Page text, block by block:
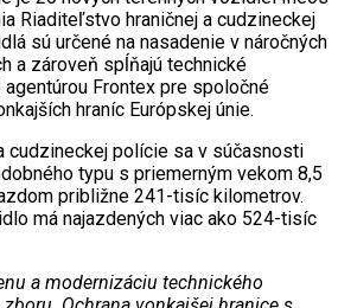
Riaditeľstvo hraničnej a cudzineckej
sú určené na nasadenie v náročných
a zároveň spĺňajú technické
Frontex pre spoločné
hraníc Európskej únie.
cudzineckej polície sa v súčasnosti
typu s priemerným vekom 8,5
približne 241-tisíc kilometrov.
má najazdených viac ako 524-tisíc
a modernizáciu technického